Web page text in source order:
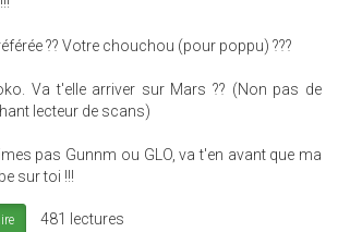
?? Votre chouchou (pour poppu) ???
Va t'elle arriver sur Mars ?? (Non pas de
lecteur de scans)
pas Gunnm ou GLO, va t'en avant que ma
sur toi !!!
481 lectures